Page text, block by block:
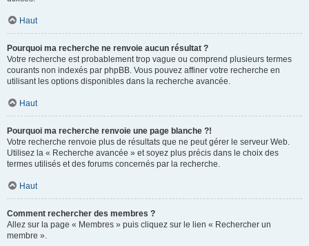
Haut
Pourquoi ma recherche ne renvoie aucun résultat ?
Votre recherche est probablement trop vague ou comprend plusieurs termes
courants non indexés par phpBB. Vous pouvez affiner votre recherche en
utilisant les options disponibles dans la recherche avancée.
Haut
Pourquoi ma recherche renvoie une page blanche ?!
Votre recherche renvoie plus de résultats que ne peut gérer le serveur Web.
Utilisez la « Recherche avancée » et soyez plus précis dans le choix des
termes utilisés et des forums concernés par la recherche.
Haut
Comment rechercher des membres ?
Allez sur la page « Membres » puis cliquez sur le lien « Rechercher un
membre ».